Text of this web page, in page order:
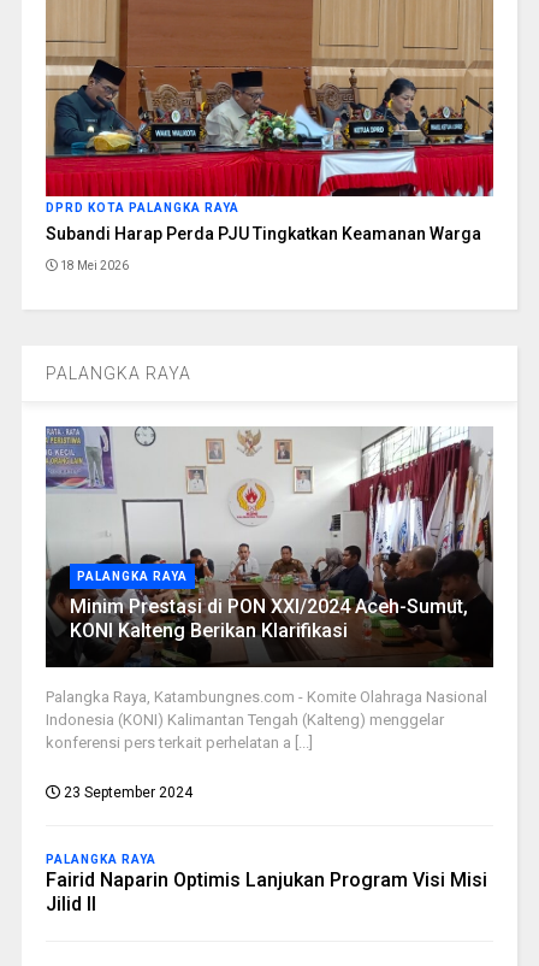
DPRD KOTA PALANGKA RAYA
Subandi Harap Perda PJU Tingkatkan Keamanan Warga
18 Mei 2026
PALANGKA RAYA
PALANGKA RAYA
Minim Prestasi di PON XXI/2024 Aceh-Sumut,
KONI Kalteng Berikan Klarifikasi
Palangka Raya, Katambungnes.com - Komite Olahraga Nasional
Indonesia (KONI) Kalimantan Tengah (Kalteng) menggelar
konferensi pers terkait perhelatan a [...]
23 September 2024
PALANGKA RAYA
Fairid Naparin Optimis Lanjukan Program Visi Misi
Jilid II